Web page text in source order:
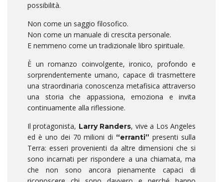
possibilità.
Non come un saggio filosofico.
Non come un manuale di crescita personale.
E nemmeno come un tradizionale libro spirituale.
È un romanzo coinvolgente, ironico, profondo e
sorprendentemente umano, capace di trasmettere
una straordinaria conoscenza metafisica attraverso
una storia che appassiona, emoziona e invita
continuamente alla riflessione.
Il protagonista, Larry Randers, vive a Los Angeles
ed è uno dei 70 milioni di “erranti” presenti sulla
Terra: esseri provenienti da altre dimensioni che si
sono incarnati per rispondere a una chiamata, ma
che non sono ancora pienamente capaci di